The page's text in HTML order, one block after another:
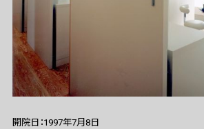
開院日：1997年7月8日